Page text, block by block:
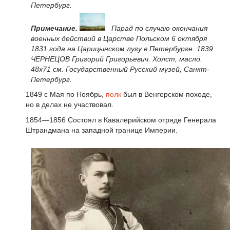
Петербург.
Примечание.
Парад по случаю окончания
военных действий в Царстве Польском 6 октября
1831 года на Царицынском лугу в Петербурге. 1839.
ЧЕРНЕЦОВ Григорий Григорьевич. Холст, масло.
48x71 см. Государственный Русский музей, Санкт-
Петербург.
1849 с Мая по Ноябрь, полк был в Венгерском походе,
но в делах не участвовал.
1854—1856 Состоял в Кавалерийском отряде Генерала
Штрандмана на западной границе Империи.